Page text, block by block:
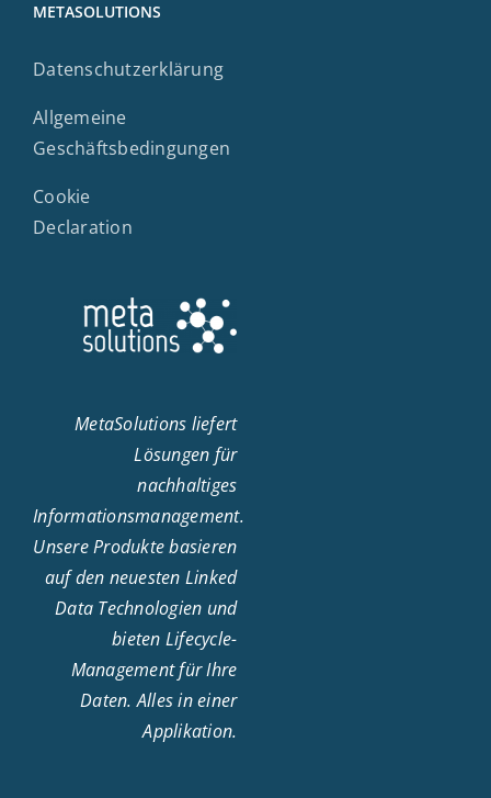
METASOLUTIONS
Datenschutzerklärung
Allgemeine
Geschäftsbedingungen
Cookie
Declaration
MetaSolutions liefert
Lösungen für
nachhaltiges
Informationsmanagement.
Unsere Produkte basieren
auf den neuesten Linked
Data Technologien und
bieten Lifecycle-
Management für Ihre
Daten. Alles in einer
Applikation.